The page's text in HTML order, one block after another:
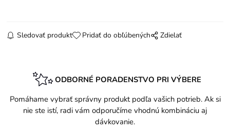
Sledovať produkt Pridať do obľúbených Zdielať
ODBORNÉ PORADENSTVO PRI VÝBERE
Pomáhame vybrať správny produkt podľa vašich potrieb. Ak si
nie ste istí, radi vám odporučíme vhodnú kombináciu aj
dávkovanie.